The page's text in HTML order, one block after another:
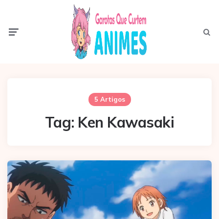
5 Artigos
Tag: Ken Kawasaki